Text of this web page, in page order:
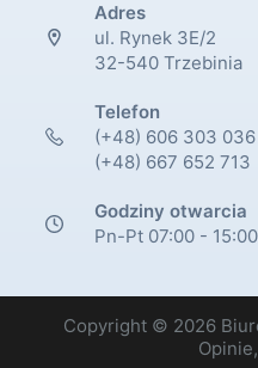
Adres
ul. Rynek 3E/2
32-540 Trzebinia
Telefon
(+48) 606 303 036
(+48) 667 652 713
Godziny otwarcia
Pn-Pt 07:00 - 15:00
Copyright © 2026